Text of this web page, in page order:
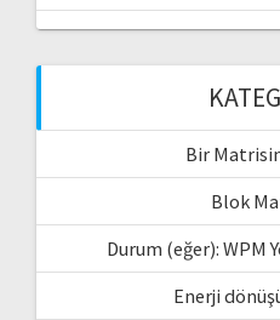
Bir
Blok
Durum (eğer): WPM
Enerji